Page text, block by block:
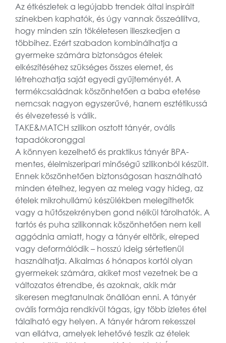
Az étkészletek a legújabb trendek által inspirált
színekben kaphatók, és úgy vannak összeállítva,
hogy minden szín tökéletesen illeszkedjen a
többihez. Ezért szabadon kombinálhatja a
gyermeke számára biztonságos ételek
elkészítéséhez szükséges összes elemet, és
létrehozhatja saját egyedi gyűjteményét. A
termékcsaládnak köszönhetően a baba etetése
nemcsak nagyon egyszerűvé, hanem esztétikussá
és élvezetessé is válik.
TAKE&MATCH szilikon osztott tányér, ovális
tapadókoronggal
A könnyen kezelhető és praktikus tányér BPA-
mentes, élelmiszeripari minőségű szilikonból készült.
Ennek köszönhetően biztonságosan használható
minden ételhez, legyen az meleg vagy hideg, az
ételek mikrohullámú készülékben melegíthetők
vagy a hűtőszekrényben gond nélkül tárolhatók. A
tartós és puha szilikonnak köszönhetően nem kell
aggódnia amiatt, hogy a tányér eltörik, elreped
vagy deformálódik – hosszú ideig sértetlenül
használhatja. Alkalmas 6 hónapos kortól olyan
gyermekek számára, akiket most vezetnek be a
változatos étrendbe, és azoknak, akik már
sikeresen megtanulnak önállóan enni. A tányér
ovális formája rendkívül tágas, így több ízletes étel
tálalható egy helyen. A tányér három rekesszel
van ellátva, amelyek lehetővé teszik az ételek